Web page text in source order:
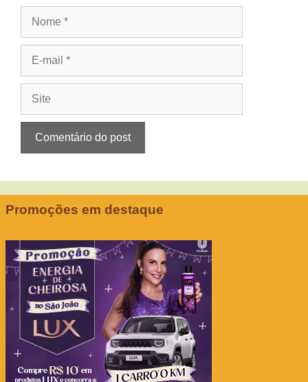
Promoções em destaque